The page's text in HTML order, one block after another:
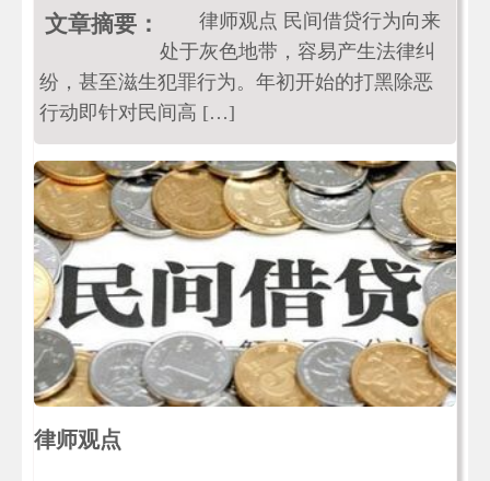
文章摘要：
律师观点 民间借贷行为向来
处于灰色地带，容易产生法律纠
纷，甚至滋生犯罪行为。年初开始的打黑除恶
行动即针对民间高 […]
律师观点